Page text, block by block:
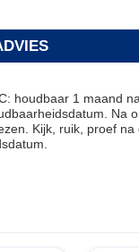
houdbaar 1 maand
Na
Kijk, ruik, proef na